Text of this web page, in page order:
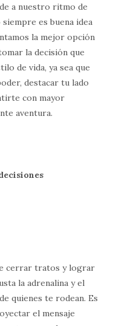
a nuestro ritmo de
es buena idea
la mejor opción
la decisión que
de vida, ya sea que
destacar tu lado
con mayor
aventura.
cerrar tratos y lograr
la adrenalina y el
quienes te rodean. Es
el mensaje